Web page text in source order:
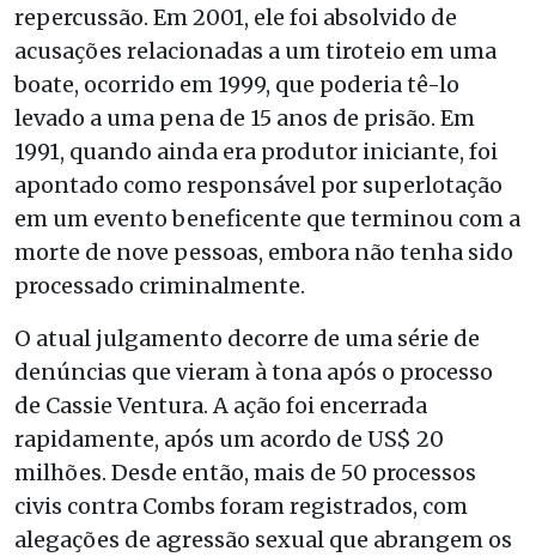
repercussão. Em 2001, ele foi absolvido de
acusações relacionadas a um tiroteio em uma
boate, ocorrido em 1999, que poderia tê-lo
levado a uma pena de 15 anos de prisão. Em
1991, quando ainda era produtor iniciante, foi
apontado como responsável por superlotação
em um evento beneficente que terminou com a
morte de nove pessoas, embora não tenha sido
processado criminalmente.
O atual julgamento decorre de uma série de
denúncias que vieram à tona após o processo
de Cassie Ventura. A ação foi encerrada
rapidamente, após um acordo de US$ 20
milhões. Desde então, mais de 50 processos
civis contra Combs foram registrados, com
alegações de agressão sexual que abrangem os